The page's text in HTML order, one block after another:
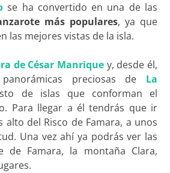
se ha convertido en una de las
más populares, ya que
las mejores vistas de la isla.
de César Manrique y, desde él,
preciosas de La
de islas que conforman el
Para llegar a él tendrás que ir
alto del Risco de Famara, a unos
Una vez ahí ya podrás ver las
de Famara, la montaña Clara,